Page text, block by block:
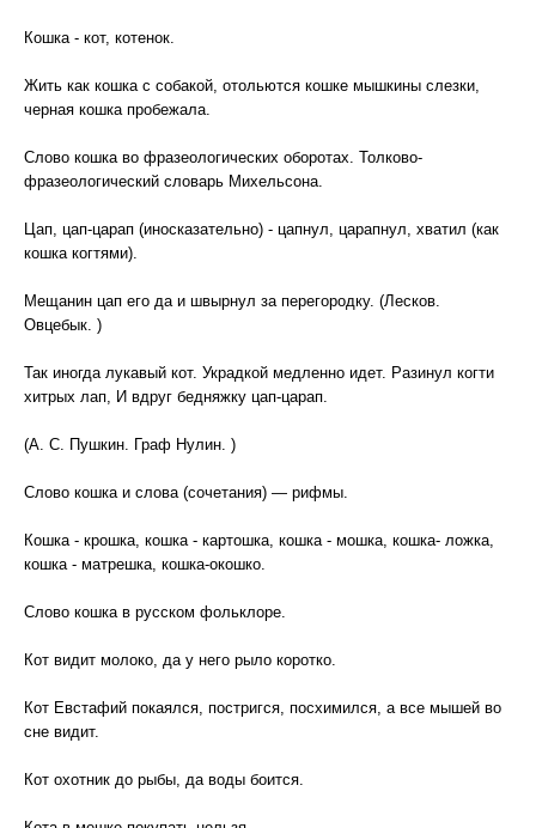
Кошка - кот, котенок.
Жить как кошка с собакой, отольются кошке мышкины слезки,
черная кошка пробежала.
Слово кошка во фразеологических оборотах. Толково-
фразеологический словарь Михельсона.
Цап, цап-царап (иносказательно) - цапнул, царапнул, хватил (как
кошка когтями).
Мещанин цап его да и швырнул за перегородку. (Лесков.
Овцебык. )
Так иногда лукавый кот. Украдкой медленно идет. Разинул когти
хитрых лап, И вдруг бедняжку цап-царап.
(А. С. Пушкин. Граф Нулин. )
Слово кошка и слова (сочетания) — рифмы.
Кошка - крошка, кошка - картошка, кошка - мошка, кошка- ложка,
кошка - матрешка, кошка-окошко.
Слово кошка в русском фольклоре.
Кот видит молоко, да у него рыло коротко.
Кот Евстафий покаялся, постригся, посхимился, а все мышей во
сне видит.
Кот охотник до рыбы, да воды боится.